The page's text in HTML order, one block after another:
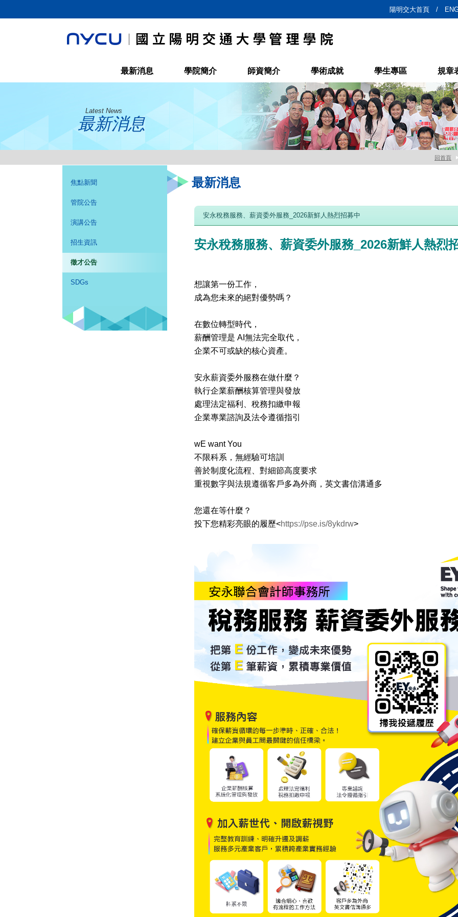
陽明交大首頁 /
最新消息 學院簡介 師資簡介 學術成就 學生專區 規章
Latest News
最新消息
回首頁
焦點新聞
管院公告
演講公告
招生資訊
徵才公告
SDGs
最新消息
安永稅務服務、薪資委外服務_2026新鮮人熱烈招募中
安永稅務服務、薪資委外服務_2026新鮮人熱烈
想讓第一份工作，
成為您未來的絕對優勢嗎？
在數位轉型時代，
薪酬管理是 AI無法完全取代，
企業不可或缺的核心資產。
安永薪資委外服務在做什麼？
執行企業薪酬核算管理與發放
處理法定福利、稅務扣繳申報
企業專業諮詢及法令遵循指引
wE want You
不限科系，無經驗可培訓
善於制度化流程、對細節高度要求
重視數字與法規遵循客戶多為外商，英文書信溝通多
您還在等什麼？
投下您精彩亮眼的履歷<https://pse.is/8ykdrw>